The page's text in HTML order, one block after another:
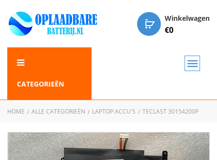
Winkelwagen
€0
CATEGORIEËN
HOME ALLE CATEGORIEËN LAPTOP ACCU'S TECLAST 30154200P